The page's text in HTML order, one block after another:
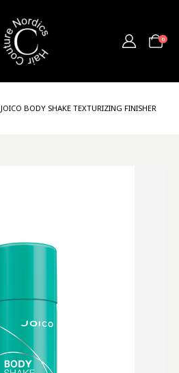
0
JOICO BODY SHAKE TEXTURIZING FINISHER